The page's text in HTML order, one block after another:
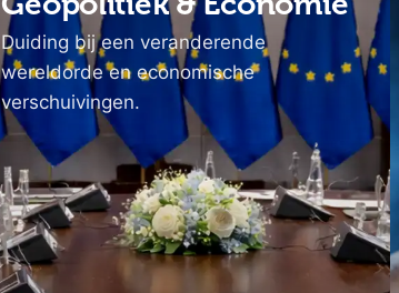
Duiding bij een veranderende
wereldorde en economische
verschuivingen.